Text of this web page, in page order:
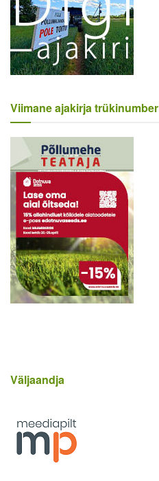
Viimane ajakirja trükinumber
Väljaandja